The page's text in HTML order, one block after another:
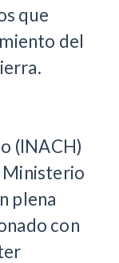
que
del
(INACH)
Ministerio
plena
con